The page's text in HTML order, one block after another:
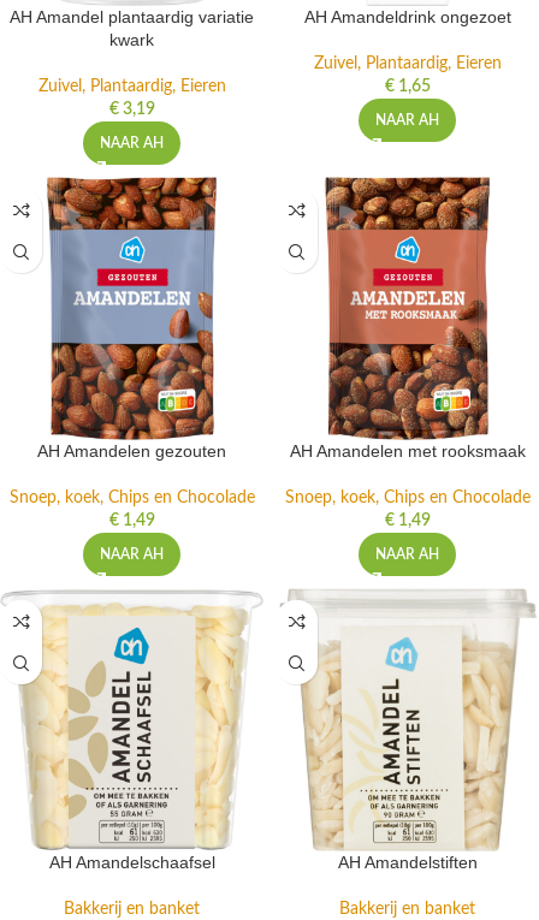
AH Amandel plantaardig variatie
kwark
Zuivel, Plantaardig, Eieren
€3,19
NAAR AH
AH Amandeldrink ongezoet
Zuivel, Plantaardig, Eieren
€1,65
NAAR AH
AH Amandelen gezouten
Snoep, koek, Chips en Chocolade
€1,49
NAAR AH
AH Amandelen met rooksmaak
Snoep, koek, Chips en Chocolade
€1,49
NAAR AH
AH Amandelschaafsel
Bakkerij en banket
AH Amandelstiften
Bakkerij en banket